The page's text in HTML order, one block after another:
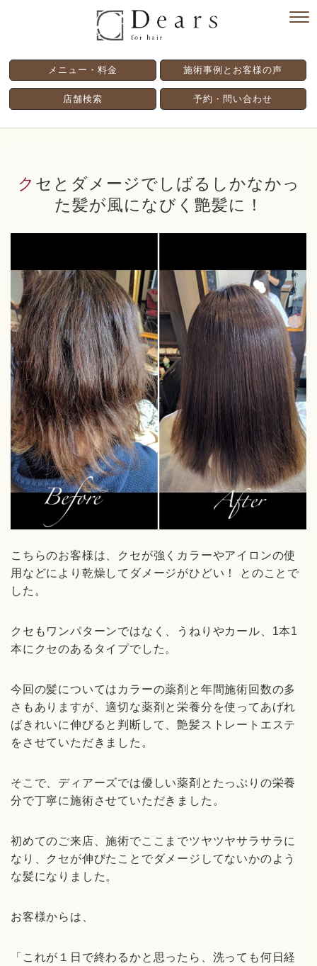
メニュー・料金 施術事例とお客様の声
店舗検索 予約・問い合わせ
クセとダメージでしばるしかなかっ
た髪が風になびく艶髪に！
こちらのお客様は、クセが強くカラーやアイロンの使
用などにより乾燥してダメージがひどい！ とのことで
した。
クセもワンパターンではなく、うねりやカール、1本1
本にクセのあるタイプでした。
今回の髪についてはカラーの薬剤と年間施術回数の多
さもありますが、適切な薬剤と栄養分を使ってあげれ
ばきれいに伸びると判断して、艶髪ストレートエステ
をさせていただきました。
そこで、ディアーズでは優しい薬剤とたっぷりの栄養
分で丁寧に施術させていただきました。
初めてのご来店、施術でここまでツヤツヤサラサラに
なり、クセが伸びたことでダメージしてないかのよう
な髪になりました。
お客様からは、
「これが１日で終わるかと思ったら、洗っても何日経